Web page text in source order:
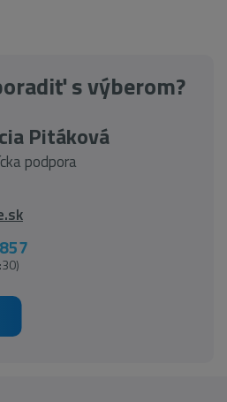
s výberom?
Pitáková
podpora